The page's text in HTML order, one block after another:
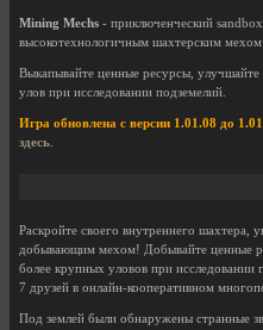
Mining Mechs - приключенческий
высокотехнологичным шахтерским
Выкапывайте ценные ресурсы,
улов при исследовании подземелий.
Игра обновлена с версии 1.01.08 до
здесь.
Раскройте своего внутреннего шахтера,
добывающим мехом! Добывайте ценные
более крупных уловов при исследовании
7 друзей в онлайн-кооперативном
Под землей были обнаружены странные